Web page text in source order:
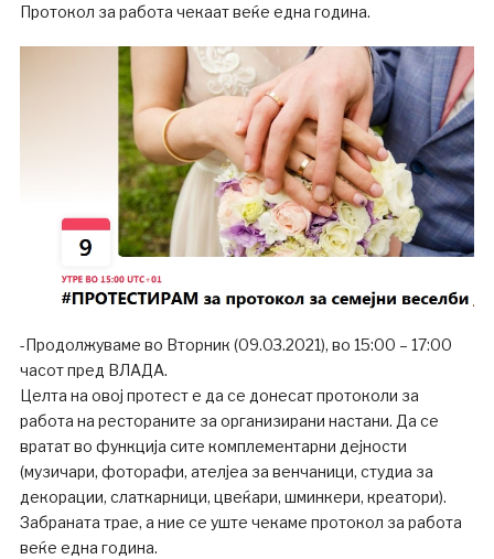
Протокол за работа чекаат веќе една година.
-Продолжуваме во Вторник (09.03.2021), во 15:00 – 17:00
часот пред ВЛАДА.
Целта на овој протест е да се донесат протоколи за
работа на рестораните за организирани настани. Да се
вратат во функција сите комплементарни дејности
(музичари, фоторафи, ателјеа за венчаници, студиа за
декорации, слаткарници, цвеќари, шминкери, креатори).
Забраната трае, а ние се уште чекаме протокол за работа
веќе една година.